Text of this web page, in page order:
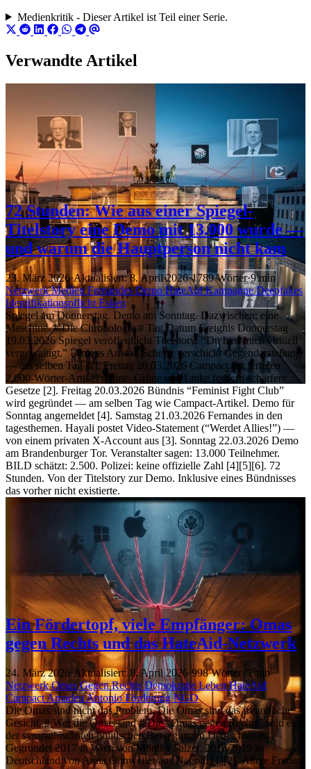
Medienkritik - Dieser Artikel ist Teil einer Serie.
Verwandte Artikel
72 Stunden: Wie aus einer Spiegel-
Titelstory eine Demo mit 13.000 wurde —
und warum die Hauptperson nicht kam
23. März 2026·Aktualisiert: 8. April 2026·1789 Wörter·9 min
NetzwerkMedien FernandesDemoHateAidKampagneDeepfakes
Identifikationspflicht Esken
Spiegel am Donnerstag. Demo am Sonntag. Dazwischen: eine
Maschine. # Die Chronologie # Tag Datum Ereignis Donnerstag
19.03.2026 Spiegel veröffentlicht Titelstory: “Du hast mich virtuell
vergewaltigt.” Ulmens Anwalt Schertz verschickt Gegendarstellung
— am selben Tag [1]. Freitag 20.03.2026 Campact hat fertigen
2.000-Wörter-Artikel online. Grüne und Linke fordern schärfere
Gesetze [2]. Freitag 20.03.2026 Bündnis “Feminist Fight Club”
wird gegründet — am selben Tag wie Campact-Artikel. Demo für
Sonntag angemeldet [4]. Samstag 21.03.2026 Fernandes in den
tagesthemen. Hayali postet Video-Statement (“Werdet Allies!”) —
von einem privaten X-Account aus [3]. Sonntag 22.03.2026 Demo
am Brandenburger Tor. Veranstalter sagen: 13.000 Teilnehmer.
BILD schätzt: 2.500. Polizei: keine offizielle Zahl [4][5][6]. 72
Stunden. Von der Titelstory zur Demo. Inklusive eines Bündnisses
das vorher nicht existierte.
Ein Fördertopf, viele Empfänger: Omas
gegen Rechts und das HateAid-Netzwerk
24. März 2026·Aktualisiert: 8. April 2026·998 Wörter·5 min
NetzwerkOmas Gegen RechtsDemokratie LebenHateAid
CampactAmadeu AntonioFörderungNGO
Die Omas sind nicht das Problem. Die Omas sind das freundliche
Gesicht. # Wer die Omas sind # Die “Omas gegen Rechts” sind eine
der sympathischsten politischen Bewegungen Deutschlands.
Gegründet 2017 in Wien von Monika Salzer, 2018/2019 in
Deutschland von Anna Ohnweiler aus Nagold [1][2]. Ältere Frauen